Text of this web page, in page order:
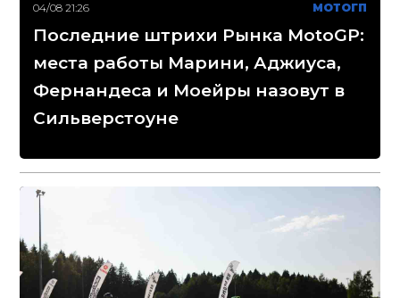
04/08 21:26 МОТОГП
Последние штрихи Рынка MotoGP:
места работы Марини, Аджиуса,
Фернандеса и Моейры назовут в
Сильверстоуне